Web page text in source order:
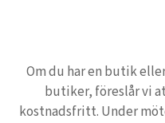
Om du har en butik
butiker, föreslår vi
kostnadsfritt. Under